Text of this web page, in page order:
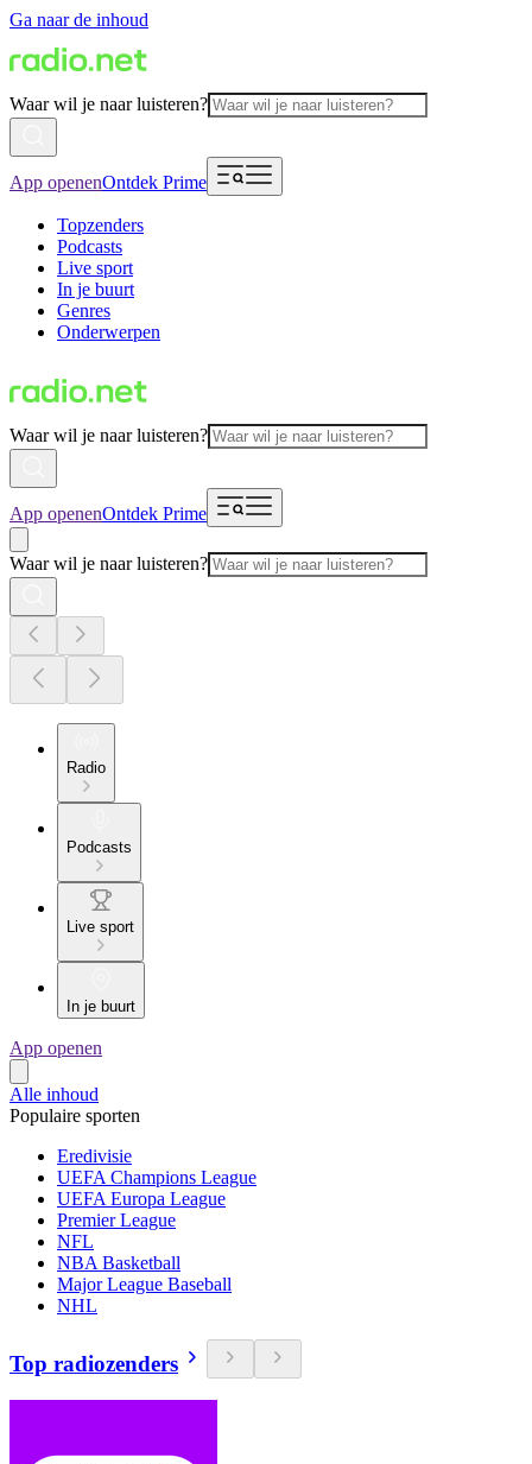
Ga naar de inhoud
Waar wil je naar luisteren?
App openenOntdek Prime
Topzenders
Podcasts
Live sport
In je buurt
Genres
Onderwerpen
Waar wil je naar luisteren?
App openenOntdek Prime
Waar wil je naar luisteren?
Radio
Podcasts
Live sport
In je buurt
App openen
Alle inhoud
Populaire sporten
Eredivisie
UEFA Champions League
UEFA Europa League
Premier League
NFL
NBA Basketball
Major League Baseball
NHL
Top radiozenders